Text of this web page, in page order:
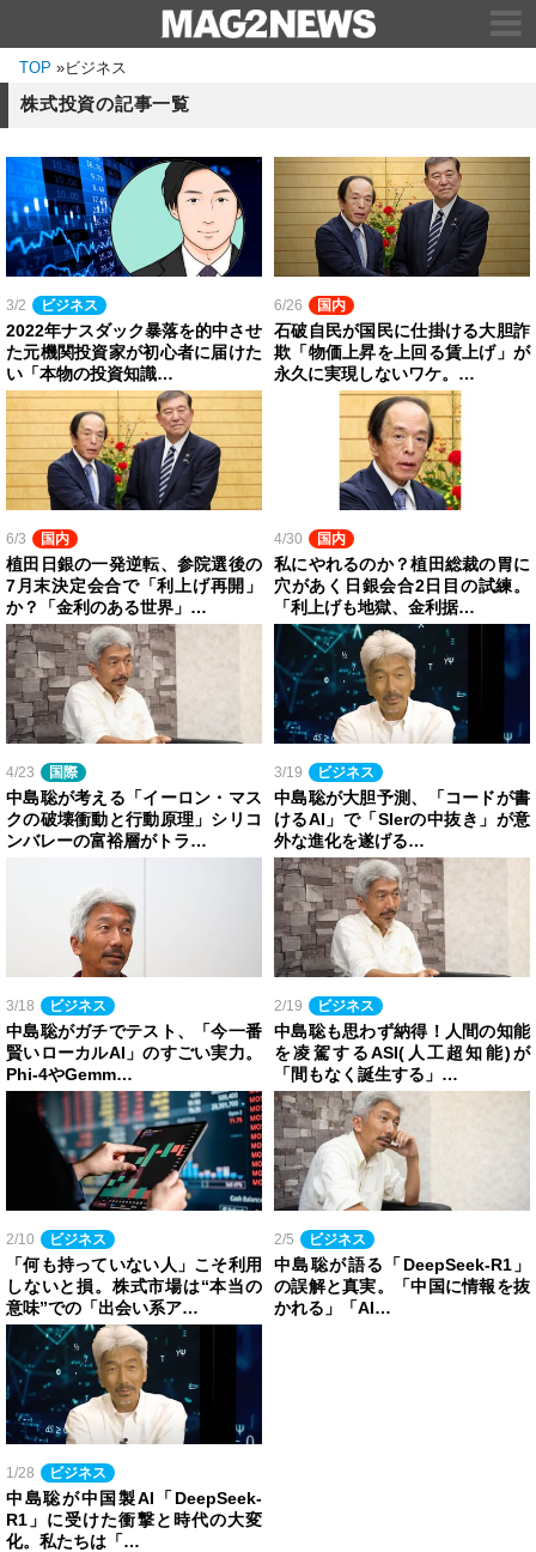
TOP »ビジネス
株式投資の記事一覧
3/2 ビジネス
2022年ナスダック暴落を的中させ
た元機関投資家が初心者に届けた
い「本物の投資知識…
6/26 国内
石破自民が国民に仕掛ける大胆詐
欺「物価上昇を上回る賃上げ」が
永久に実現しないワケ。…
6/3 国内
植田日銀の一発逆転、参院選後の
7月末決定会合で「利上げ再開」
か？「金利のある世界」…
4/30 国内
私にやれるのか？植田総裁の胃に
穴があく日銀会合2日目の試練。
「利上げも地獄、金利据…
4/23 国際
中島聡が考える「イーロン・マス
クの破壊衝動と行動原理」シリコ
ンバレーの富裕層がトラ…
3/19 ビジネス
中島聡が大胆予測、「コードが書
けるAI」で「SIerの中抜き」が意
外な進化を遂げる…
3/18 ビジネス
中島聡がガチでテスト、「今一番
賢いローカルAI」のすごい実力。
Phi-4やGemm…
2/19 ビジネス
中島聡も思わず納得！人間の知能
を凌駕するASI(人工超知能)が
「間もなく誕生する」…
2/10 ビジネス
「何も持っていない人」こそ利用
しないと損。株式市場は“本当の
意味”での「出会い系ア…
2/5 ビジネス
中島聡が語る「DeepSeek-R1」
の誤解と真実。「中国に情報を抜
かれる」「AI…
1/28 ビジネス
中島聡が中国製AI「DeepSeek-
R1」に受けた衝撃と時代の大変
化。私たちは「…